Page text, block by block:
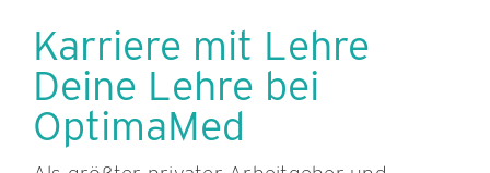
Karriere mit Lehre
Deine Lehre bei
OptimaMed